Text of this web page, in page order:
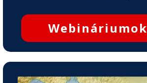
Webináriumok